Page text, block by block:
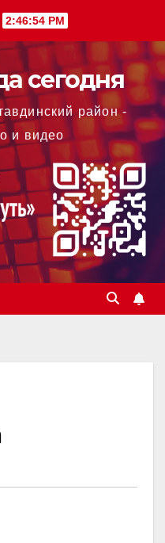
2:46:55 PM
сегодня
район -
и видео